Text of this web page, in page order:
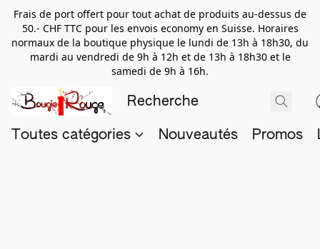
Frais de port offert pour tout achat de produits au-dessus de
50.- CHF TTC pour les envois economy en Suisse. Horaires
normaux de la boutique physique le lundi de 13h à 18h30, du
mardi au vendredi de 9h à 12h et de 13h à 18h30 et le
samedi de 9h à 16h.
Toutes catégories Nouveautés Promos